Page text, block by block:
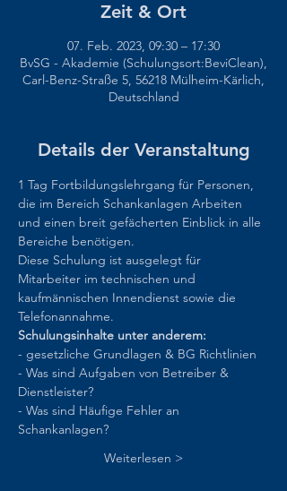
Zeit & Ort
07. Feb. 2023, 09:30 – 17:30
BvSG - Akademie (Schulungsort:BeviClean),
Carl-Benz-Straße 5, 56218 Mülheim-Kärlich,
Deutschland
Details der Veranstaltung
1 Tag Fortbildungslehrgang für Personen,
die im Bereich Schankanlagen Arbeiten
und einen breit gefächerten Einblick in alle
Bereiche benötigen.
Diese Schulung ist ausgelegt für
Mitarbeiter im technischen und
kaufmännischen Innendienst sowie die
Telefonannahme.
Schulungsinhalte unter anderem:
- gesetzliche Grundlagen & BG Richtlinien
- Was sind Aufgaben von Betreiber &
Dienstleister?
- Was sind Häufige Fehler an
Schankanlagen?
Weiterlesen >